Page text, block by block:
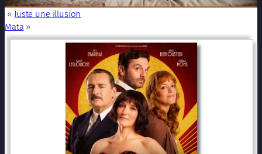
« Juste une illusion
Mata »